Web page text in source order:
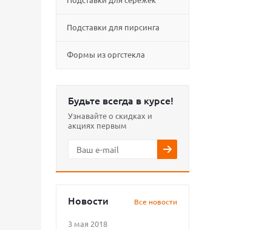
Подставки для пирсинга
Формы из оргстекла
Будьте всегда в курсе!
Узнавайте о скидках и
акциях первым
Новости Все новости
3 мая 2018